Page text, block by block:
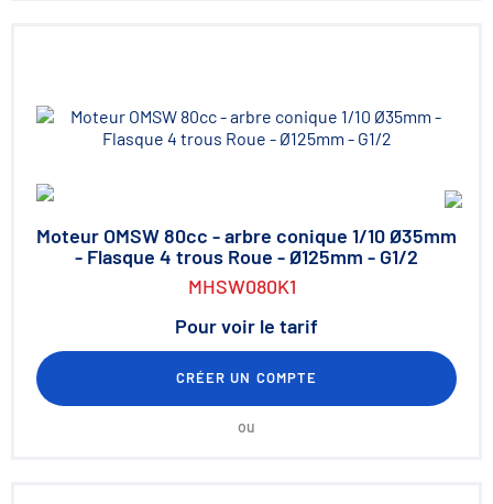
Moteur OMSW 80cc - arbre conique 1/10 Ø35mm
- Flasque 4 trous Roue - Ø125mm - G1/2
MHSW080K1
Pour voir le tarif
CRÉER UN COMPTE
ou